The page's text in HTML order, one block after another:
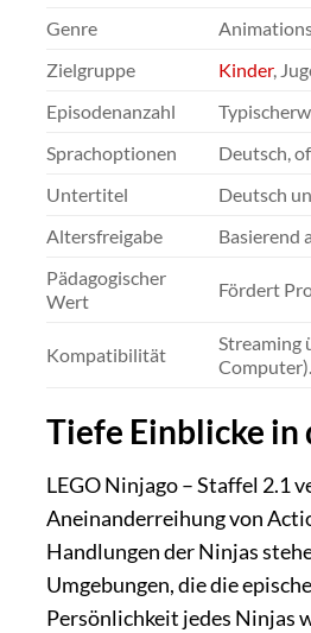
Genre
Zielgruppe
Kinder,
Episodenanzahl
Sprachoptionen
Deutsch,
Untertitel
Deutsch
Altersfreigabe
Basierend
Pädagogischer
Wert
Fördert
Kompatibilität
Streaming
Computer).
Tiefe Einblicke
LEGO Ninjago – Staffel 2.1
Aneinanderreihung von
Handlungen der Ninjas
Umgebungen, die die
Persönlichkeit jedes Ninjas